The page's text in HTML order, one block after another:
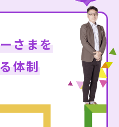
さまを
体制